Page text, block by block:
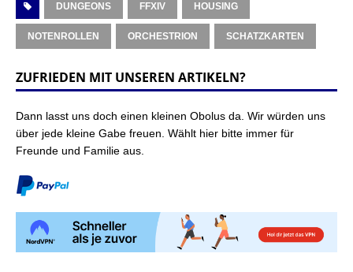
DUNGEONS FFXIV HOUSING
NOTENROLLEN ORCHESTRION SCHATZKARTEN
ZUFRIEDEN MIT UNSEREN ARTIKELN?
Dann lasst uns doch einen kleinen Obolus da. Wir würden uns
über jede kleine Gabe freuen. Wählt hier bitte immer für
Freunde und Familie aus.